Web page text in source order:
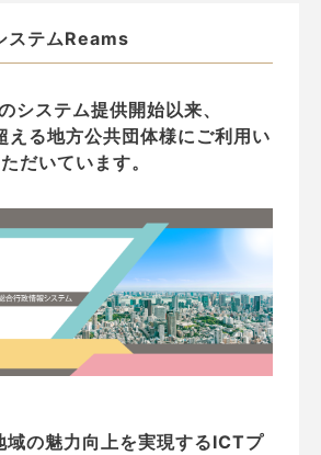
ステムReams
システム提供開始以来、
える地方公共団体様にご利用い
ただいています。
の魅力向上を実現するICTプ